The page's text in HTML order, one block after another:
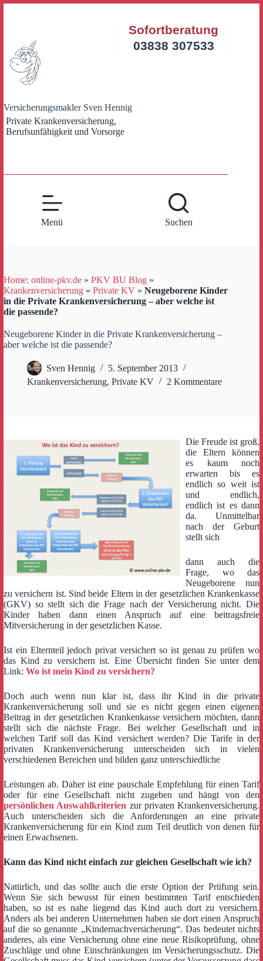
Versicherungsmakler Sven Hennig
Private Krankenversicherung,
Berufsunfähigkeit und Vorsorge
Sofortberatung
03838 307533
Menü Suchen
Home: online-pkv.de » PKV BU Blog »
Krankenversicherung » Private KV » Neugeborene Kinder
in die Private Krankenversicherung – aber welche ist
die passende?
Neugeborene Kinder in die Private Krankenversicherung –
aber welche ist die passende?
Sven Hennig
5. September 2013
Krankenversicherung, Private KV 2 Kommentare
Die Freude ist groß,
die Eltern können
es kaum noch
erwarten bis es
endlich so weit ist
und endlich,
endlich ist es dann
da. Unmittelbar
nach der Geburt
stellt sich
dann auch die
Frage, wo das
Neugeborene nun
zu versichern ist. Sind beide Eltern in der gesetzlichen Krankenkasse
(GKV) so stellt sich die Frage nach der Versicherung nicht. Die
Kinder haben dann einen Anspruch auf eine beitragsfreie
Mitversicherung in der gesetzlichen Kasse.
Ist ein Elternteil jedoch privat versichert so ist genau zu prüfen wo
das Kind zu versichern ist. Eine Übersicht finden Sie unter dem
Link: Wo ist mein Kind zu versichern?
Doch auch wenn nun klar ist, dass ihr Kind in die private
Krankenversicherung soll und sie es nicht gegen einen eigenen
Beitrag in der gesetzlichen Krankenkasse versichern möchten, dann
stellt sich die nächste Frage. Bei welcher Gesellschaft und in
welchen Tarif soll das Kind versichert werden? Die Tarife in der
privaten Krankenversicherung unterscheiden sich in vielen
verschiedenen Bereichen und bilden ganz unterschiedliche
Leistungen ab. Daher ist eine pauschale Empfehlung für einen Tarif
oder für eine Gesellschaft nicht zugeben und hängt von den
persönlichen Auswahlkriterien zur privaten Krankenversicherung.
Auch unterscheiden sich die Anforderungen an eine private
Krankenversicherung für ein Kind zum Teil deutlich von denen für
einen Erwachsenen.
Kann das Kind nicht einfach zur gleichen Gesellschaft wie ich?
Natürlich, und das sollte auch die erste Option der Prüfung sein.
Wenn Sie sich bewusst für einen bestimmten Tarif entschieden
haben, so ist es nahe liegend das Kind auch dort zu versichern.
Anders als bei anderen Unternehmen haben sie dort einen Anspruch
auf die so genannte „Kindernachversicherung“. Das bedeutet nichts
anderes, als eine Versicherung ohne eine neue Risikoprüfung, ohne
Zuschläge und ohne Einschränkungen im Versicherungsschutz. Die